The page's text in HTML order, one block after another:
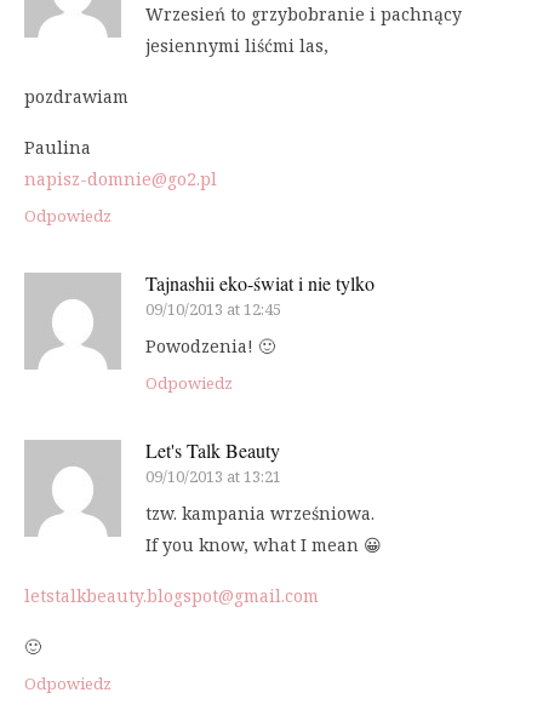
Wrzesień to grzybobranie i pachnący
jesiennymi liśćmi las,
pozdrawiam
Paulina
napisz-domnie@go2.pl
Odpowiedz
Tajnashii eko-świat i nie tylko
09/10/2013 at 12:45
Powodzenia! 🙂
Odpowiedz
Let's Talk Beauty
09/10/2013 at 13:21
tzw. kampania wrześniowa.
If you know, what I mean 😀
letstalkbeauty.blogspot@gmail.com
🙂
Odpowiedz